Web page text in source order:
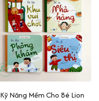
Kỹ Năng Mềm Cho Bé Lion